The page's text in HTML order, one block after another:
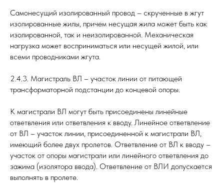
Самонесущий изолированный провод – скрученные в жгут
изолированные жилы, причем несущая жила может быть как
изолированной, так и неизолированной. Механическая
нагрузка может восприниматься или несущей жилой, или
всеми проводниками жгута.
2.4.3. Магистраль ВЛ – участок линии от питающей
трансформаторной подстанции до концевой опоры.
К магистрали ВЛ могут быть присоединены линейные
ответвления или ответвления к вводу. Линейное ответвление
от ВЛ – участок линии, присоединенной к магистрали ВЛ,
имеющий более двух пролетов. Ответвление от ВЛ к вводу –
участок от опоры магистрали или линейного ответвления до
зажима (изолятора ввода). Ответвление от ВЛИ допускается
выполнять в пролете.